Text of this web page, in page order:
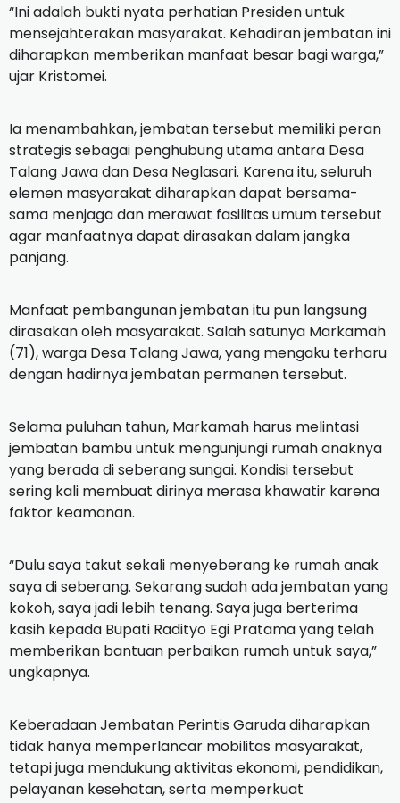
“Ini adalah bukti nyata perhatian Presiden untuk
mensejahterakan masyarakat. Kehadiran jembatan ini
diharapkan memberikan manfaat besar bagi warga,”
ujar Kristomei.
Ia menambahkan, jembatan tersebut memiliki peran
strategis sebagai penghubung utama antara Desa
Talang Jawa dan Desa Neglasari. Karena itu, seluruh
elemen masyarakat diharapkan dapat bersama-
sama menjaga dan merawat fasilitas umum tersebut
agar manfaatnya dapat dirasakan dalam jangka
panjang.
Manfaat pembangunan jembatan itu pun langsung
dirasakan oleh masyarakat. Salah satunya Markamah
(71), warga Desa Talang Jawa, yang mengaku terharu
dengan hadirnya jembatan permanen tersebut.
Selama puluhan tahun, Markamah harus melintasi
jembatan bambu untuk mengunjungi rumah anaknya
yang berada di seberang sungai. Kondisi tersebut
sering kali membuat dirinya merasa khawatir karena
faktor keamanan.
“Dulu saya takut sekali menyeberang ke rumah anak
saya di seberang. Sekarang sudah ada jembatan yang
kokoh, saya jadi lebih tenang. Saya juga berterima
kasih kepada Bupati Radityo Egi Pratama yang telah
memberikan bantuan perbaikan rumah untuk saya,”
ungkapnya.
Keberadaan Jembatan Perintis Garuda diharapkan
tidak hanya memperlancar mobilitas masyarakat,
tetapi juga mendukung aktivitas ekonomi, pendidikan,
pelayanan kesehatan, serta memperkuat